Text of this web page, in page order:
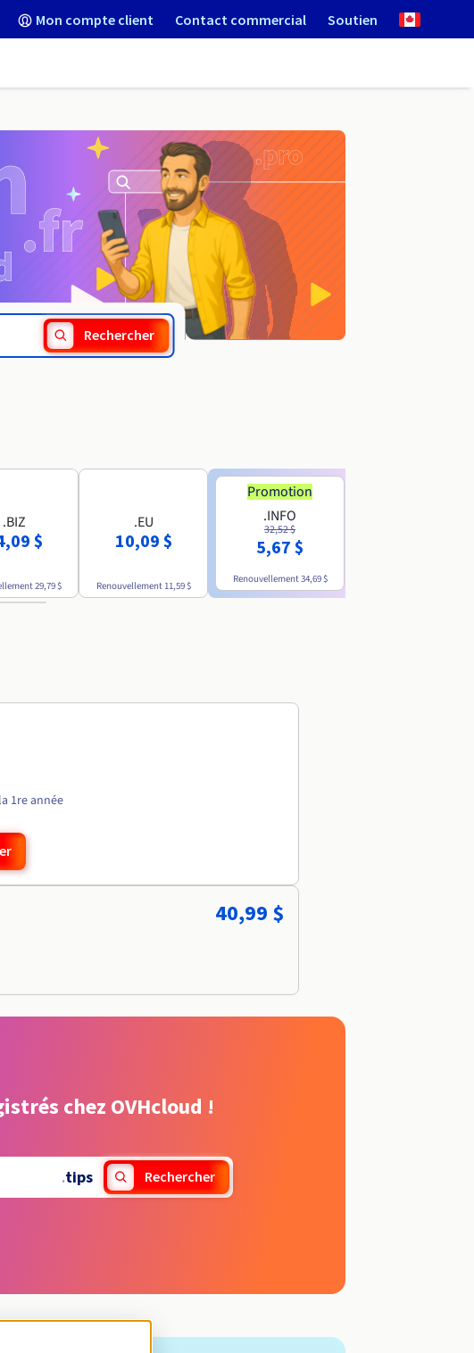
Mon compte client Contact commercial Soutien
Rechercher
.BIZ
$
29,79 $
.EU
10,09 $
Renouvellement 11,59 $
Promotion
.INFO
32,52 $
5,67 $
Renouvellement34,69 $
la 1re année
40,99 $
chez OVHcloud !
.tips Rechercher